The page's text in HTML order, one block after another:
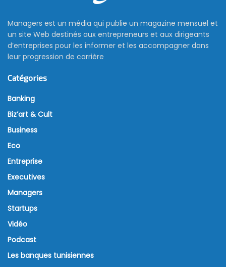
Managers est un média qui publie un magazine mensuel et
un site Web destinés aux entrepreneurs et aux dirigeants
d’entreprises pour les informer et les accompagner dans
leur progression de carrière
Catégories
Banking
Biz’art & Cult
Business
Eco
Entreprise
Executives
Managers
Startups
Vidéo
Podcast
Les banques tunisiennes